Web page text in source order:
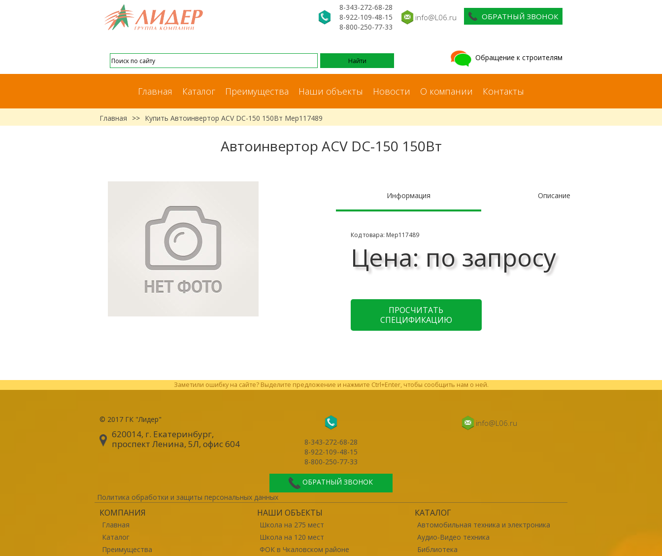
8-343-272-68-28
8-922-109-48-15
8-800-250-77-33
info@L06.ru ОБРАТНЫЙ ЗВОНОК
Обращение к строителям
Главная Каталог Преимущества Наши объекты Новости О компании Контакты
Главная >> Купить Автоинвертор ACV DC-150 150Вт Мер117489
Автоинвертор ACV DC-150 150Вт
Информация Описание
Код товара: Мер117489
Цена: по запросу
ПРОСЧИТАТЬ
СПЕЦИФИКАЦИЮ
Заметили ошибку на сайте? Выделите предложение и нажмите Ctrl+Enter, чтобы сообщить нам о ней.
© 2017 ГК "Лидер"
620014, г. Екатеринбург,
проспект Ленина, 5Л, офис 604
8-343-272-68-28
8-922-109-48-15
8-800-250-77-33
ОБРАТНЫЙ ЗВОНОК
info@L06.ru
Политика обработки и защиты персональных данных
КОМПАНИЯ
Главная
Каталог
Преимущества
НАШИ ОБЪЕКТЫ
Школа на 275 мест
Школа на 120 мест
ФОК в Чкаловском районе
КАТАЛОГ
Автомобильная техника и электроника
Аудио-Видео техника
Библиотека